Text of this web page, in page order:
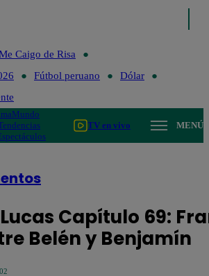
Caigo de Risa
Fútbol peruano
Dólar
Mundo
TV en vivo MENÚ
Capítulo 69:
Belén y Benjamín